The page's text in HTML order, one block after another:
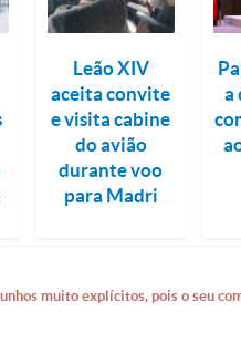
Leão XIV
aceita convite
e visita cabine
do avião
durante voo
para Madri
a
muito explícitos, pois o seu